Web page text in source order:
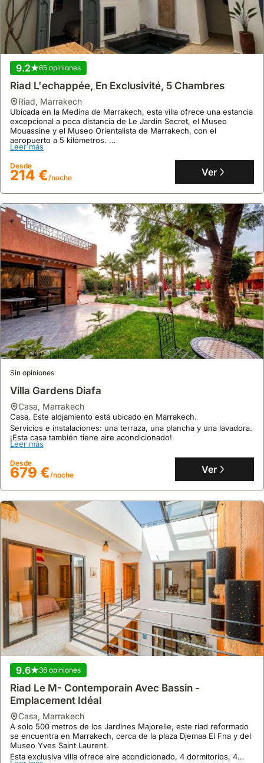
9.2 65 opiniones
Riad L'echappée, En Exclusivité, 5 Chambres
riad, Marrakech
Ubicada en la Medina de Marrakech, esta villa ofrece una estancia
excepcional a poca distancia de Le Jardin Secret, el Museo
Mouassine y el Museo Orientalista de Marrakech, con el
aeropuerto a 5 kilómetros.
Disfrute de 240 metros cuadrados de espacio habitable con aire
acondicionado, piscina interior, cocina equipada y una terraza,
ideal para hasta 19 huéspedes que buscan alquiler vacacional en
la zona.
Leer más
Desde
214 €/noche Ver
Sin opiniones
Villa Gardens Diafa
casa, Marrakech
Casa. Este alojamiento está ubicado en Marrakech.
Servicios e instalaciones: una terraza, una plancha y una lavadora.
¡Esta casa también tiene aire acondicionado!
Leer más
Desde
679 €/noche Ver
9.6 36 opiniones
Riad Le M- Contemporain Avec Bassin -
Emplacement Idéal
casa, Marrakech
A solo 500 metros de los Jardines Majorelle, este riad reformado
se encuentra en Marrakech, cerca de la plaza Djemaa El Fna y del
Museo Yves Saint Laurent.
Esta exclusiva villa ofrece aire acondicionado, 4 dormitorios, 4